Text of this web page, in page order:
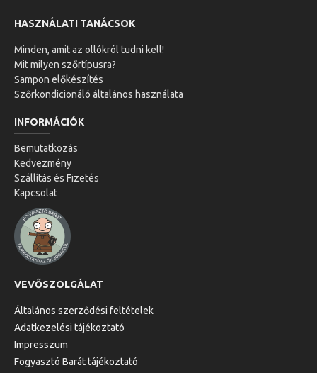
HASZNÁLATI TANÁCSOK
Minden, amit az ollókról tudni kell!
Mit milyen szőrtípusra?
Sampon előkészítés
Szőrkondicionáló általános használata
INFORMÁCIÓK
Bemutatkozás
Kedvezmény
Szállítás és Fizetés
Kapcsolat
VEVŐSZOLGÁLAT
Általános szerződési feltételek
Adatkezelési tájékoztató
Impresszum
Fogyasztó Barát tájékoztató